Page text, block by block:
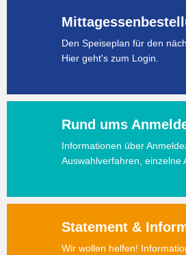
Den Speiseplan für den
Hier geht's zum Login.
Rund ums
Informationen über
Auswahlverfahren, einzelne
Statement &
Wir wollen helfen!